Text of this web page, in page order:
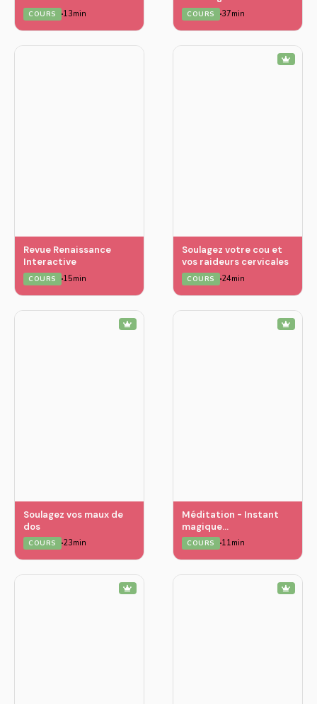
COURS 13min COURS 37min
Revue Renaissance
Interactive
COURS 15min
Soulagez votre cou et
vos raideurs cervicales
COURS 24min
Soulagez vos maux de
dos
COURS 23min
Méditation - Instant
magique
d'enracinement - 1er
chakra
COURS 11min